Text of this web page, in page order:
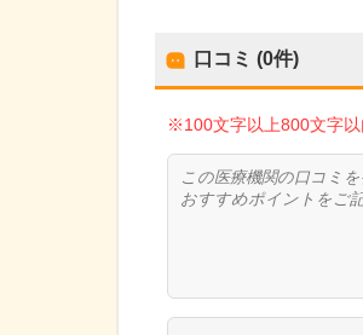
口コミ (0件)
※100文字以上800文字